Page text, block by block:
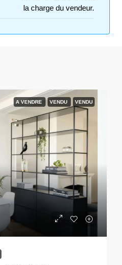
la charge du vendeur.
A VENDRE VENDU VENDU